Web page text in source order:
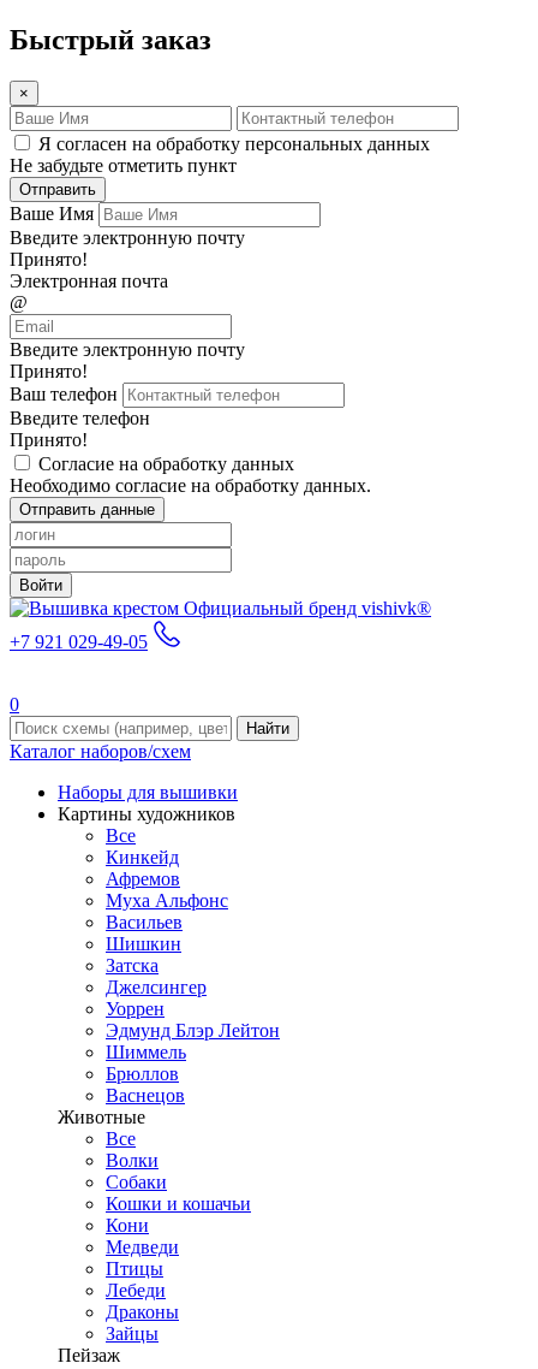
Быстрый заказ
×
Я согласен на обработку персональных данных
Не забудьте отметить пункт
Отправить
Ваше Имя
Введите электронную почту
Принято!
Электронная почта
@
Введите электронную почту
Принято!
Ваш телефон
Введите телефон
Принято!
Согласие на обработку данных
Необходимо согласие на обработку данных.
Отправить данные
Войти
Официальный бренд vishivk®
+7 921 029-49-05
0
Найти
Каталог наборов/схем
Наборы для вышивки
Картины художников
Все
Кинкейд
Афремов
Муха Альфонс
Васильев
Шишкин
Затска
Джелсингер
Уоррен
Эдмунд Блэр Лейтон
Шиммель
Брюллов
Васнецов
Животные
Все
Волки
Собаки
Кошки и кошачьи
Кони
Медведи
Птицы
Лебеди
Драконы
Зайцы
Пейзаж